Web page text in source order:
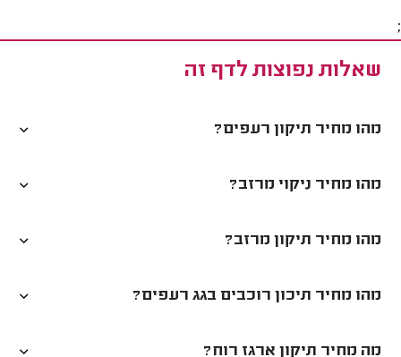
;
שאלות נפוצות לדף זה
מהו מחיר תיקון רעפים?
מהו מחיר ניקוי מרזב?
מהו מחיר תיקון מרזב?
מהו מחיר תיכון רוכבים בגג רעפים?
מה מחיר תיקון ארגז רוח?